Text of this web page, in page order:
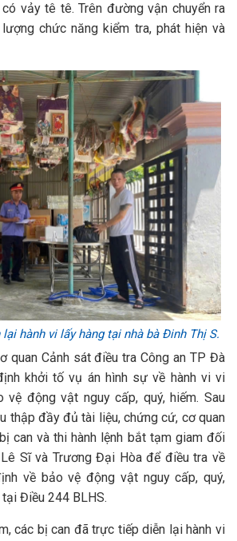
vảy tê tê. Trên đường vận chuyển ra
chức năng kiểm tra, phát hiện và
hành vi lấy hàng tại nhà bà Đinh Thị S.
quan Cảnh sát điều tra Công an TP Đà
khởi tố vụ án hình sự về hành vi vi
vệ động vật nguy cấp, quý, hiếm. Sau
thập đầy đủ tài liệu, chứng cứ, cơ quan
can và thi hành lệnh bắt tạm giam đối
Sĩ và Trương Đại Hòa để điều tra về
về bảo vệ động vật nguy cấp, quý,
Điều 244 BLHS.
các bị can đã trực tiếp diễn lại hành vi